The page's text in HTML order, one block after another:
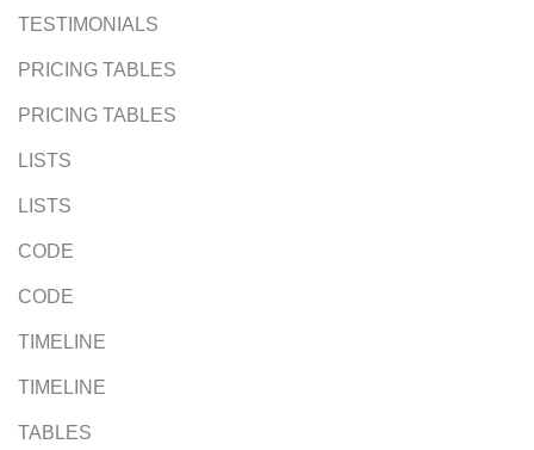
TESTIMONIALS
PRICING TABLES
PRICING TABLES
LISTS
LISTS
CODE
CODE
TIMELINE
TIMELINE
TABLES